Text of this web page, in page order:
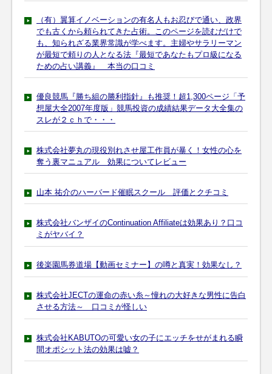
（有）翼算イノベーションの有名人もお忍びで通い、政界
でも古くから頼られてきた占術。このページを読むだけで
も、知られざる業界常識が学べます。主婦やサラリーマン
が最短で頼りの人となる法『最短であなたもプロ級になる
ための占い講義』 本当の口コミ
優良競馬『勝ち組の勝利指針』も推奨！超1,300ページ「予
想屋大全2007年度版」競馬投資の成績結果データ大全集の
スレが２ｃｈで・・・
株式会社夢丸の現役別れさせ屋工作員が暴く！女性の心を
奪う裏マニュアル 効果についてレビュー
山本 祐介のハーバード催眠スクール 評価とクチコミ
株式会社バンザイのContinuation Affiliateは効果あり？口コ
ミがヤバイ？
後楽園馬券道場【動画セミナー】の噂と真実！効果なし？
株式会社JECTの運命の赤い糸～憧れの大好きな男性に告白
させる方法～ 口コミが怪しい
株式会社KABUTOの可愛い女の子にエッチをせがまれる瞬
間オポシット法の効果は嘘？